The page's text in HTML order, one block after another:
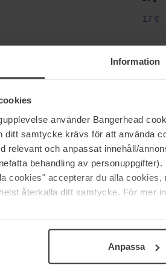
Information
använder Bangerhead
ditt samtycke krävs för att använda
relevant och anpassat innehåll/
behandling av
cookies" accepterar du alla
återkalla ditt samtycke. För mer
Anpassa
17 €
Recovery
More
Verso
N°8
Pagina 1 van